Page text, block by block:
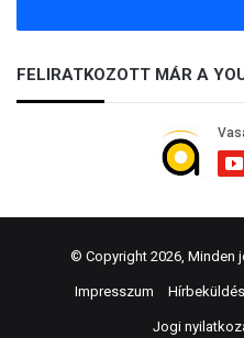
FELIRATKOZOTT MÁR A
© Copyright 2026, Minden
Impresszum Hírbeküldés
Jogi